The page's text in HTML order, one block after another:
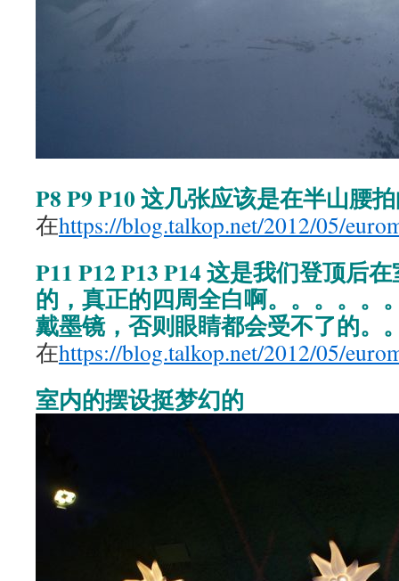
P8 P9 P10 这几张应该是在半山腰
在https://blog.talkop.net/2012/05/
P11 P12 P13 P14 这是我们登顶后
的，真正的四周全白啊。。。。。
戴墨镜，否则眼睛都会受不了的。
在https://blog.talkop.net/2012/05/
室内的摆设挺梦幻的